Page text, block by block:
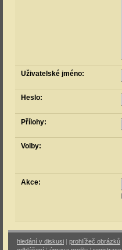
Uživatelské jméno:
Heslo:
Přílohy:
Volby:
Akce:
hledání v diskusi | prohlížeč obrázků